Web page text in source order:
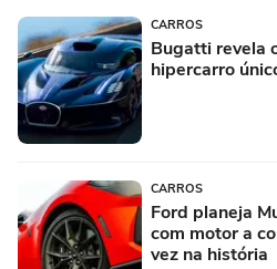
CARROS
Bugatti revela
hipercarro
CARROS
Ford planeja
com motor a
vez na história